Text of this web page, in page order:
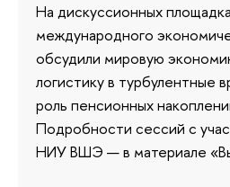
На дискуссионных
международного
обсудили мировую
логистику в турбулентные
роль пенсионных
Подробности сессий с
НИУ ВШЭ — в материале